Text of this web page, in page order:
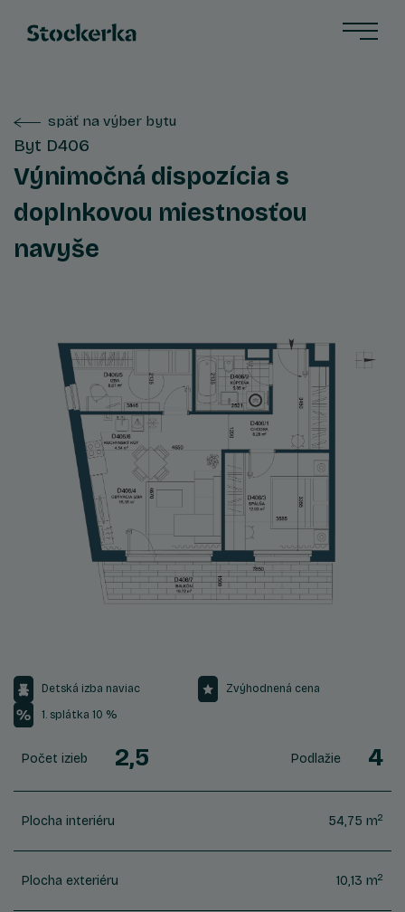
späť na výber bytu
Byt D406
Výnimočná dispozícia s
doplnkovou miestnosťou
navyše
Detská izba naviac Zvýhodnená cena
1. splátka 10 %
Počet izieb 2,5 Podlažie 4
Plocha interiéru 54,75 m2
Plocha exteriéru 10,13 m2